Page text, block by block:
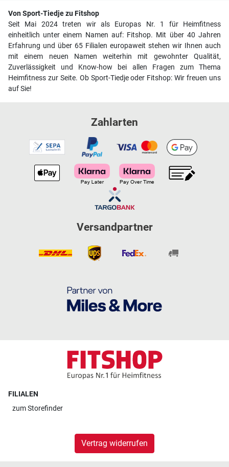
Von Sport-Tiedje zu Fitshop
Seit Mai 2024 treten wir als Europas Nr. 1 für Heimfitness
einheitlich unter einem Namen auf: Fitshop. Mit über 40 Jahren
Erfahrung und über 65 Filialen europaweit stehen wir Ihnen auch
mit einem neuen Namen weiterhin mit gewohnter Qualität,
Zuverlässigkeit und Know-how bei allen Fragen zum Thema
Heimfitness zur Seite. Ob Sport-Tiedje oder Fitshop: Wir freuen uns
auf Sie!
Zahlarten
Versandpartner
FILIALEN
zumStorefinder
Vertrag widerrufen